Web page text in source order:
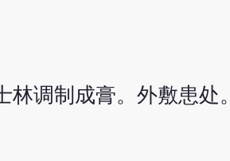
调制成膏。外敷患处。